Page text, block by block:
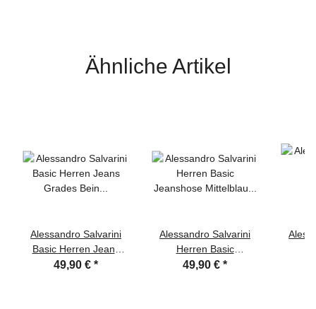
Ähnliche Artikel
Alessandro Salvarini
Basic Herren Jeans
Grades Bein Mittelblau
49,90 € *
Alessandro Salvarini
Herren Basic
Jeanshose Mittelblau
49,90 € *